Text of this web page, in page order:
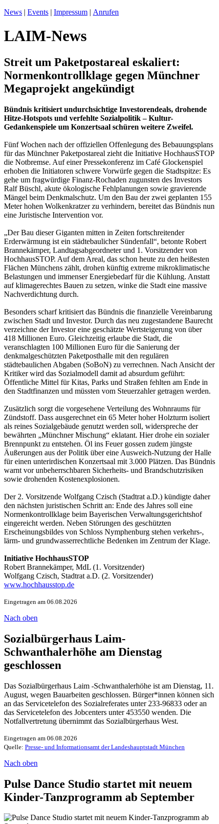
News | Events | Impressum | Anrufen
LAIM-News
Streit um Paketpostareal eskaliert:
Normenkontrollklage gegen Münchner
Megaprojekt angekündigt
Bündnis kritisiert undurchsichtige Investorendeals, drohende
Hitze-Hotspots und verfehlte Sozialpolitik – Kultur-
Gedankenspiele um Konzertsaal schüren weitere Zweifel.
Fünf Wochen nach der offiziellen Offenlegung des Bebauungsplans
für das Münchner Paketpostareal zieht die Initiative HochhausSTOP
die Notbremse. Auf einer Pressekonferenz im Café Glockenspiel
erhoben die Initiatoren schwere Vorwürfe gegen die Stadtspitze: Es
gehe um fragwürdige Finanz-Rochaden zugunsten des Investors
Ralf Büschl, akute ökologische Fehlplanungen sowie gravierende
Mängel beim Denkmalschutz. Um den Bau der zwei geplanten 155
Meter hohen Wolkenkratzer zu verhindern, bereitet das Bündnis nun
eine Juristische Intervention vor.
„Der Bau dieser Giganten mitten in Zeiten fortschreitender
Erderwärmung ist ein städtebaulicher Sündenfall“, betonte Robert
Brannekämper, Landtagsabgeordneter und 1. Vorsitzender von
HochhausSTOP. Auf dem Areal, das schon heute zu den heißesten
Flächen Münchens zählt, drohen künftig extreme mikroklimatische
Belastungen und immenser Energiebedarf für die Kühlung. Anstatt
auf klimagerechtes Bauen zu setzen, winke die Stadt eine massive
Nachverdichtung durch.
Besonders scharf kritisiert das Bündnis die finanzielle Vereinbarung
zwischen Stadt und Investor. Durch das neu zugestandene Baurecht
verzeichne der Investor eine geschätzte Wertsteigerung von über
418 Millionen Euro. Gleichzeitig erlaube die Stadt, die
veranschlagten 100 Millionen Euro für die Sanierung der
denkmalgeschützten Paketposthalle mit den regulären
städtebaulichen Abgaben (SoBoN) zu verrechnen. Nach Ansicht der
Kritiker wird das Sozialmodell damit ad absurdum geführt:
Öffentliche Mittel für Kitas, Parks und Straßen fehlten am Ende in
den Stadtfinanzen und müssten vom Steuerzahler getragen werden.
Zusätzlich sorgt die vorgesehene Verteilung des Wohnraums für
Zündstoff. Dass ausgerechnet ein 65 Meter hoher Holzturm isoliert
als reines Sozialgebäude genutzt werden soll, widerspreche der
bewährten „Münchner Mischung“ eklatant. Hier drohe ein sozialer
Brennpunkt zu entstehen. Öl ins Feuer gossen zudem jüngste
Äußerungen aus der Politik über eine Ausweich-Nutzung der Halle
für einen unterirdischen Konzertsaal mit 3.000 Plätzen. Das Bündnis
warnt vor unbeherrschbaren Sicherheits- und Brandschutzrisiken
sowie drohenden Kostenexplosionen.
Der 2. Vorsitzende Wolfgang Czisch (Stadtrat a.D.) kündigte daher
den nächsten juristischen Schritt an: Ende des Jahres soll eine
Normenkontrollklage beim Bayerischen Verwaltungsgerichtshof
eingereicht werden. Neben Störungen des geschützten
Erscheinungsbildes von Schloss Nymphenburg stehen verkehrs-,
lärm- und grundwasserrechtliche Bedenken im Zentrum der Klage.
Initiative HochhausSTOP
Robert Brannekämper, MdL (1. Vorsitzender)
Wolfgang Czisch, Stadtrat a.D. (2. Vorsitzender)
www.hochhausstop.de
Eingetragen am 06.08.2026
Nach oben
Sozialbürgerhaus Laim-
Schwanthalerhöhe am Dienstag
geschlossen
Das Sozialbürgerhaus Laim -Schwanthalerhöhe ist am Dienstag, 11.
August, wegen Bauarbeiten geschlossen. Bürger*innen können sich
an das Servicetelefon des Sozialreferates unter 233-96833 oder an
das Servicetelefon des Jobcenters unter 453550 wenden. Die
Notfallvertretung übernimmt das Sozialbürgerhaus West.
Eingetragen am 06.08.2026
Quelle: Presse- und Informationsamt der Landeshauptstadt München
Nach oben
Pulse Dance Studio startet mit neuem
Kinder-Tanzprogramm ab September